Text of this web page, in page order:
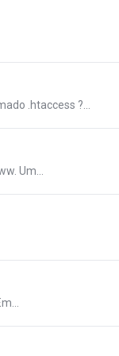
.htaccess ?...
Um...